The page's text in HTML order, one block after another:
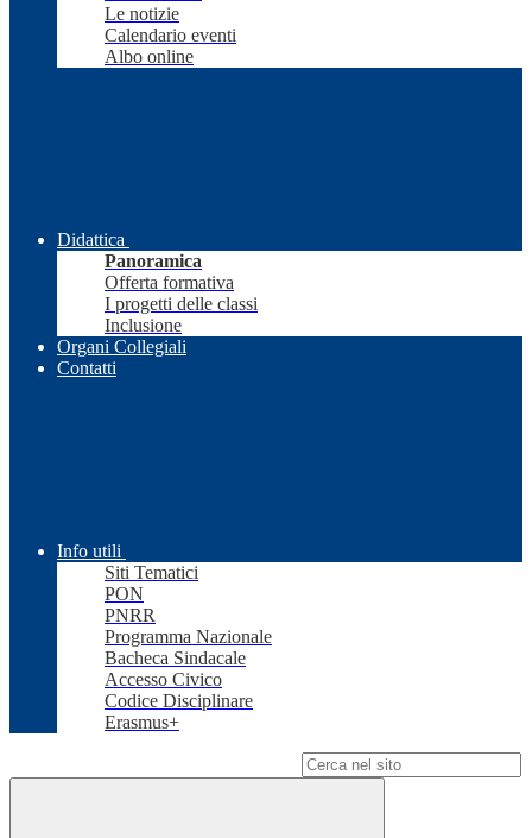
Le notizie
Calendario eventi
Albo online
Didattica
Panoramica
Offerta formativa
I progetti delle classi
Inclusione
Organi Collegiali
Contatti
Info utili
Siti Tematici
PON
PNRR
Programma Nazionale
Bacheca Sindacale
Accesso Civico
Codice Disciplinare
Erasmus+